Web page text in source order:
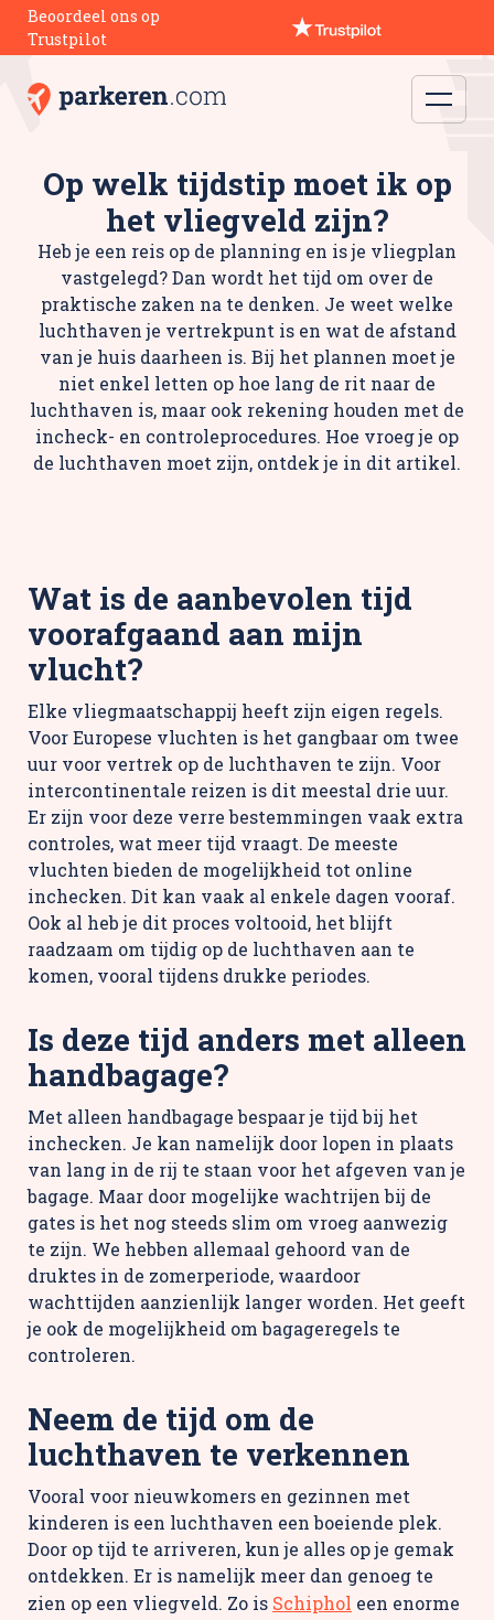
Beoordeel ons op
Trustpilot
Op welk tijdstip moet ik op
het vliegveld zijn?
Heb je een reis op de planning en is je vliegplan
vastgelegd? Dan wordt het tijd om over de
praktische zaken na te denken. Je weet welke
luchthaven je vertrekpunt is en wat de afstand
van je huis daarheen is. Bij het plannen moet je
niet enkel letten op hoe lang de rit naar de
luchthaven is, maar ook rekening houden met de
incheck- en controleprocedures. Hoe vroeg je op
de luchthaven moet zijn, ontdek je in dit artikel.
Wat is de aanbevolen tijd
voorafgaand aan mijn
vlucht?
Elke vliegmaatschappij heeft zijn eigen regels.
Voor Europese vluchten is het gangbaar om twee
uur voor vertrek op de luchthaven te zijn. Voor
intercontinentale reizen is dit meestal drie uur.
Er zijn voor deze verre bestemmingen vaak extra
controles, wat meer tijd vraagt. De meeste
vluchten bieden de mogelijkheid tot online
inchecken. Dit kan vaak al enkele dagen vooraf.
Ook al heb je dit proces voltooid, het blijft
raadzaam om tijdig op de luchthaven aan te
komen, vooral tijdens drukke periodes.
Is deze tijd anders met alleen
handbagage?
Met alleen handbagage bespaar je tijd bij het
inchecken. Je kan namelijk door lopen in plaats
van lang in de rij te staan voor het afgeven van je
bagage. Maar door mogelijke wachtrijen bij de
gates is het nog steeds slim om vroeg aanwezig
te zijn. We hebben allemaal gehoord van de
druktes in de zomerperiode, waardoor
wachttijden aanzienlijk langer worden. Het geeft
je ook de mogelijkheid om bagageregels te
controleren.
Neem de tijd om de
luchthaven te verkennen
Vooral voor nieuwkomers en gezinnen met
kinderen is een luchthaven een boeiende plek.
Door op tijd te arriveren, kun je alles op je gemak
ontdekken. Er is namelijk meer dan genoeg te
zien op een vliegveld. Zo is Schiphol een enorme